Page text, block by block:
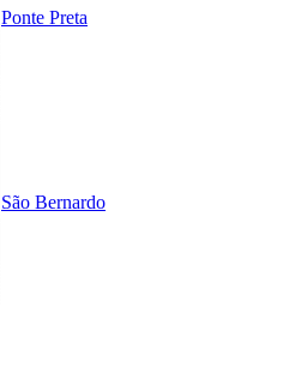
Ponte Preta
São Bernardo